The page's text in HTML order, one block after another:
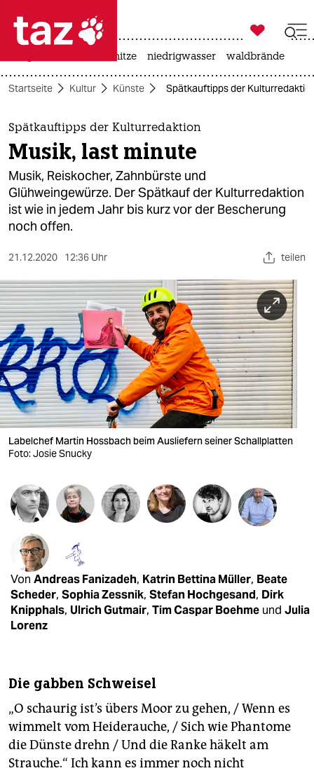
 taz zahl ich
taz zahl ich
themen
politik
öko
gesellschaft
kultur
sport
berlin
nord
wahrheit
verlag
verlag
shop
fragen & hilfe
unterstützen
abo
genossenschaft
epaper login

taz zahl ich
hitze niedrigwasser waldbrände
Startseite Kultur Künste Spätkauftipps der
Spätkauftipps der Kulturredaktion
Musik, last minute
Musik, Reiskocher, Zahnbürste und
Glühweingewürze. Der Spätkauf der Kulturredaktion
ist wie in jedem Jahr bis kurz vor der Bescherung
noch offen.
21.12.2020 12:36 Uhr teilen
Labelchef Martin Hossbach beim Ausliefern seiner Schallplatten
Foto: Josie Snucky
Von Andreas Fanizadeh, Katrin Bettina Müller, Beate
Scheder, Sophia Zessnik, Stefan Hochgesand, Dirk
Knipphals, Ulrich Gutmair, Tim Caspar Boehme und Julia
Lorenz
Die gabben Schweisel
„O schaurig ist’s übers Moor zu gehen, / Wenn es
wimmelt vom Heiderauche, / Sich wie Phantome
die Dünste drehn / Und die Ranke häkelt am
Strauche.“ Ich kann es immer noch nicht